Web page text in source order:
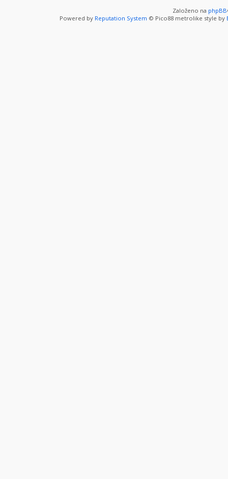
Založeno na phpBB
Powered by Reputation System © Pico88 metrolike style by